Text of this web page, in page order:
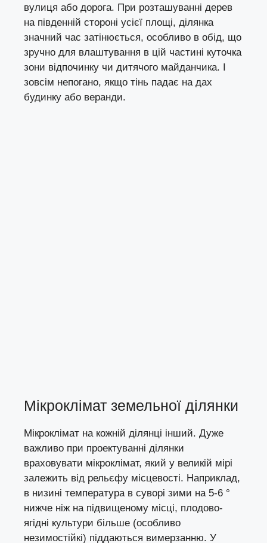
вулиця або дорога. При розташуванні дерев
на південній стороні усієї площі, ділянка
значний час затінюється, особливо в обід, що
зручно для влаштування в цій частині куточка
зони відпочинку чи дитячого майданчика. І
зовсім непогано, якщо тінь падає на дах
будинку або веранди.
Мікроклімат земельної ділянки
Мікроклімат на кожній ділянці інший. Дуже
важливо при проектуванні ділянки
враховувати мікроклімат, який у великій мірі
залежить від рельєфу місцевості. Наприклад,
в низині температура в суворі зими на 5-6 °
нижче ніж на підвищеному місці, плодово-
ягідні культури більше (особливо
незимостійкі) піддаються вимерзанню. У